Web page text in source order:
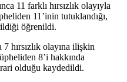
11 farklı hırsızlık olayıyla
11’inin tutuklandığı,
öğrenildi.
hırsızlık olayına ilişkin
8’i hakkında
olduğu kaydedildi.